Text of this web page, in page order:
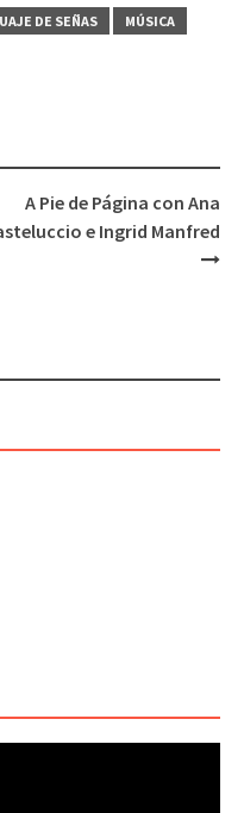
DE SEÑAS
MÚSICA
A Pie de Página con Ana
e Ingrid Manfred